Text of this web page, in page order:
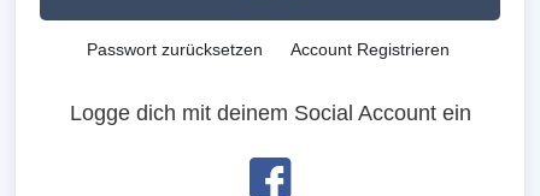
Passwort zurücksetzen Account Registrieren
Logge dich mit deinem Social Account ein